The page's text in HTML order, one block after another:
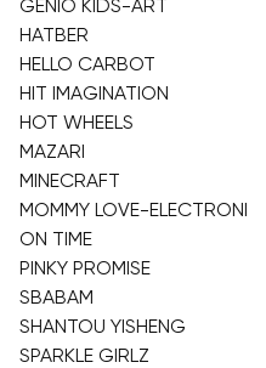
GENIO KIDS-ART
HATBER
HELLO CARBOT
HIT IMAGINATION
HOT WHEELS
MAZARI
MINECRAFT
MOMMY LOVE-ELECTRONI
ON TIME
PINKY PROMISE
SBABAM
SHANTOU YISHENG
SPARKLE GIRLZ